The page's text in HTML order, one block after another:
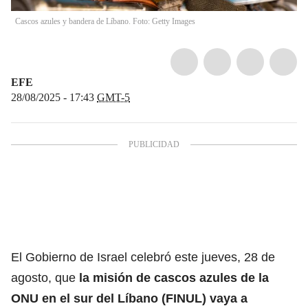
Cascos azules y bandera de Líbano. Foto: Getty Images
EFE
28/08/2025 - 17:43 GMT-5
El Gobierno de Israel celebró este jueves, 28 de
agosto, que la misión de cascos azules de la
ONU en el sur del Líbano (FINUL) vaya a